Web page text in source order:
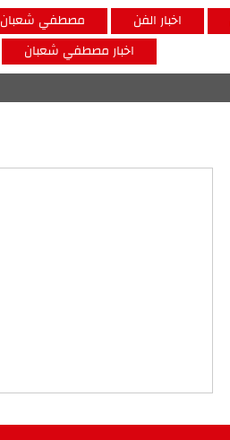
مصطفي شعبان اخبار الفن
اخبار مصطفي شعبان